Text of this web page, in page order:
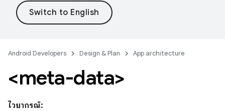
Android Developers Design & Plan App architecture
<meta-data>
ไวยากรณ์: